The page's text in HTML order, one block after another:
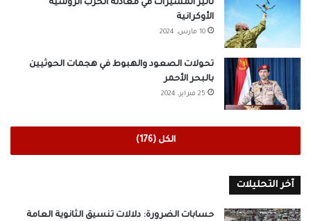
تأثير المسيرات في معادلة الحرب الروسية
الأوكرانية
10 مارس، 2024
تحولات الصعود والهبوط في هجمات الحوثيين
بالبحر الأحمر
25 فبراير، 2024
الكل (176)
آخر التحليلات
حسابات الضرورة: دلالات تنسيق الثانوية العامة